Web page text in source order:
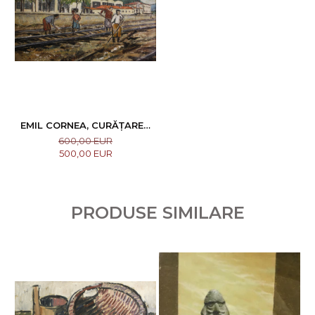
EMIL CORNEA, CURĂȚAREA
DRUMULUI DE FIER
600,00 EUR
500,00 EUR
PRODUSE SIMILARE